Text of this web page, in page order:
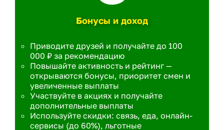
Бонусы и доход
Приводите друзей и получайте до 100
000 ₽ за рекомендацию
Повышайте активность и рейтинг —
открываются бонусы, приоритет смен и
увеличенные выплаты
Участвуйте в акциях и получайте
дополнительные выплаты
Используйте скидки: связь, еда, онлайн-
сервисы (до 60%), льготные